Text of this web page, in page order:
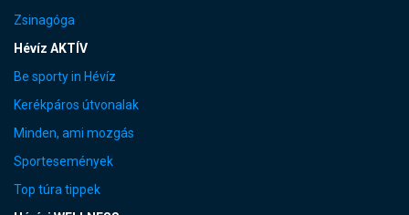
Zsinagóga
Hévíz AKTÍV
Be sporty in Hévíz
Kerékpáros útvonalak
Minden, ami mozgás
Sportesemények
Top túra tippek